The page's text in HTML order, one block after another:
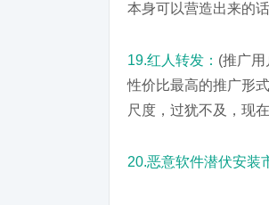
本身可以营造出来的
19.红人转发： (推广
性价比最高的推广形
尺度，过犹不及，现
20.恶意软件潜伏安装